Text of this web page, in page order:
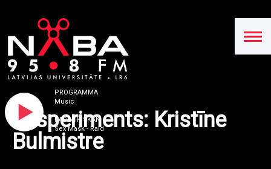
PROGRAMMA
Music
PAŠLAIK SKAN
Sex Mask - Raid
Eksperiments: Kristīne
Bulmistre